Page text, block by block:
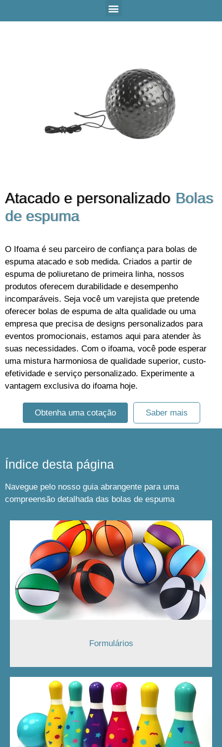
Atacado e personalizado Bolas
de espuma
O Ifoama é seu parceiro de confiança para bolas de
espuma atacado e sob medida. Criados a partir de
espuma de poliuretano de primeira linha, nossos
produtos oferecem durabilidade e desempenho
incomparáveis. Seja você um varejista que pretende
oferecer bolas de espuma de alta qualidade ou uma
empresa que precisa de designs personalizados para
eventos promocionais, estamos aqui para atender às
suas necessidades. Com o ifoama, você pode esperar
uma mistura harmoniosa de qualidade superior, custo-
efetividade e serviço personalizado. Experimente a
vantagem exclusiva do ifoama hoje.
Obtenha uma cotação Saber mais
Índice desta página
Navegue pelo nosso guia abrangente para uma
compreensão detalhada das bolas de espuma
Formulários